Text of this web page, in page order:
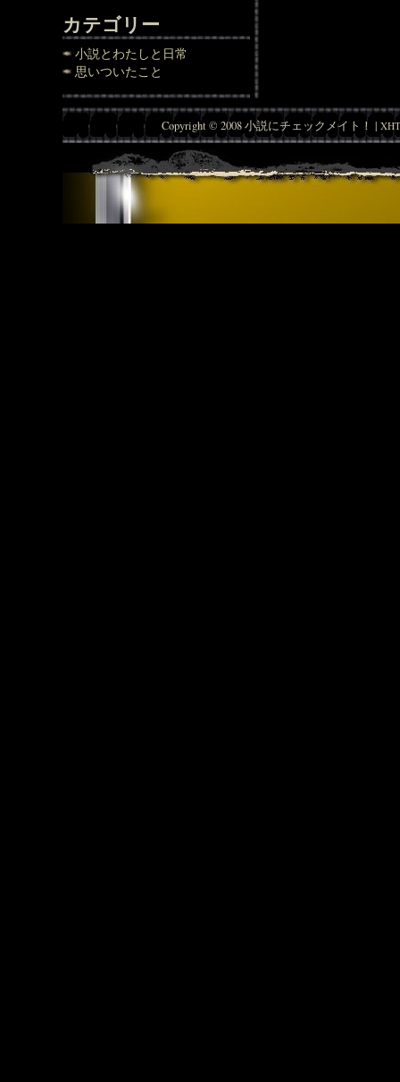
カテゴリー
小説とわたしと日常
思いついたこと
Copyright © 2008 小説にチェックメイト！ |